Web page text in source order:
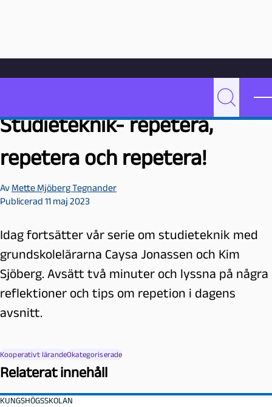
Hoppa till innehåll
e
d
g
g
M
m
Sök
Studieteknik- repetera, repetera och repetera!
Studieteknik- repetera,
repetera och repetera!
Av Mette Mjöberg Tegnander
Publicerad 11 maj 2023
Idag fortsätter vår serie om studieteknik med
grundskolelärarna Caysa Jonassen och Kim
Sjöberg. Avsätt två minuter och lyssna på några
reflektioner och tips om repetion i dagens
avsnitt.
Kooperativt lärandeOkategoriserade
Relaterat innehåll
KUNGSHÖGSSKOLAN